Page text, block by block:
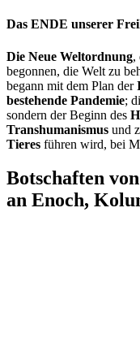
Das ENDE unserer
Die Neue Weltordnung,
begonnen, die Welt zu
begann mit dem Plan der
bestehende Pandemie;
sondern der Beginn des
Transhumanismus und
Tieres führen wird, bei
Botschaften
an Enoch,